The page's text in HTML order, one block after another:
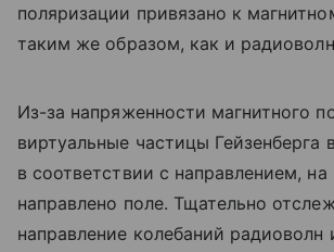
поляризации привязано к
таким же образом, как и
Из-за напряженности магнитного
виртуальные частицы Гейзенберга
в соответствии с направлением, на
направлено поле. Тщательно
направление колебаний радиоволн